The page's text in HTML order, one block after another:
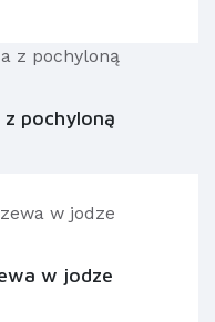
pochyloną
w jodze